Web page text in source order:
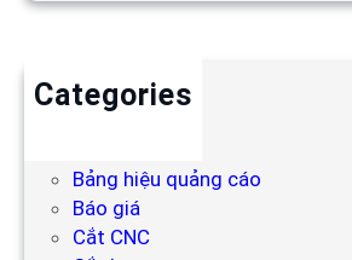
Categories
Bảng hiệu quảng cáo
Báo giá
Cắt CNC